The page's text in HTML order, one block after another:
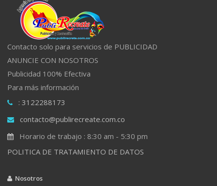
Contacto solo para servicios de PUBLICIDAD
ANUNCIE CON NOSOTROS
Publicidad 100% Efectiva
Para más información
: 3122288173
contacto@publirecreate.com.co
Horario de trabajo : 8:30 am - 5:30 pm
POLITICA DE TRATAMIENTO DE DATOS
Nosotros